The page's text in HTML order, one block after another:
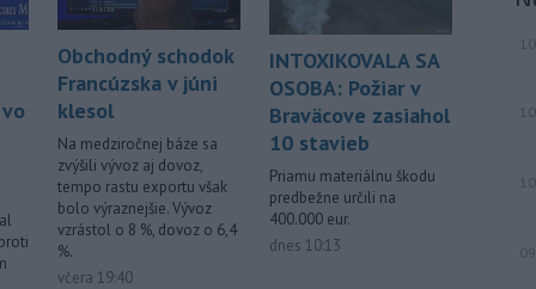
Obchodný schodok
Francúzska v júni
klesol
Na medziročnej báze sa
zvýšili vývoz aj dovoz,
tempo rastu exportu však
bolo výraznejšie. Vývoz
vzrástol o 8 %, dovoz o 6,4
%.
včera 19:40
INTOXIKOVALA SA
OSOBA: Požiar v
Braväcove zasiahol
10 stavieb
Priamu materiálnu škodu
predbežne určili na
400.000 eur.
dnes 10:13